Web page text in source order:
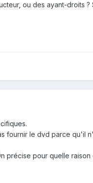
ou des ayant-droits ?
fournir le dvd parce qu'il
précise pour quelle raison